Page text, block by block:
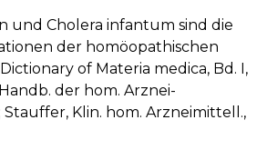
und Cholera infantum sind die
der homöopathischen
of Materia medica, Bd. I,
der hom. Arznei-
Stauffer, Klin. hom. Arzneimittell.,